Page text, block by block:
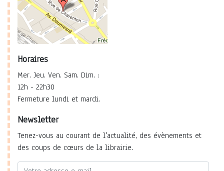
Horaires
Mer. Jeu. Ven. Sam. Dim. :
12h - 22h30
Fermeture lundi et mardi.
Newsletter
Tenez-vous au courant de l'actualité, des évènements et
des coups de cœurs de la librairie.